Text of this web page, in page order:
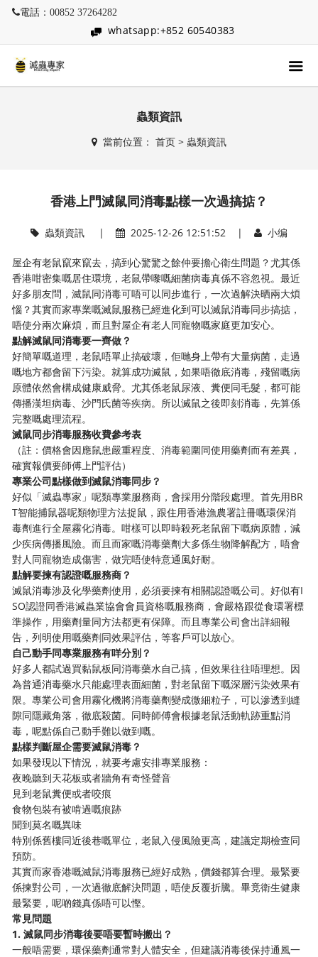
電話：00852 37264282
whatsapp:+852 60540383
蟲類資訊
當前位置： 首页> 蟲類資訊
香港上門滅鼠同消毒點樣一次過搞掂？
蟲類資訊| 2025-12-26 12:51:52 | 小编
屋企有老鼠竄來竄去，搞到心驚驚之餘仲要擔心衛生問題？尤其係
香港咁密集嘅居住環境，老鼠帶嚟嘅細菌病毒真係不容忽視。最近
好多朋友問，滅鼠同消毒可唔可以同步進行，一次過解決晒兩大煩
惱？其實而家專業嘅滅鼠服務已經進化到可以滅鼠消毒同步搞掂，
唔使分兩次麻煩，而且對屋企有老人同寵物嘅家庭更加安心。
點解滅鼠同消毒要一齊做？
好簡單嘅道理，老鼠唔單止搞破壞，佢哋身上帶有大量病菌，走過
嘅地方都會留下污染。就算成功滅鼠，如果唔徹底消毒，殘留嘅病
原體依然會構成健康威脅。尤其係老鼠尿液、糞便同毛髮，都可能
傳播漢坦病毒、沙門氏菌等疾病。所以滅鼠之後即刻消毒，先算係
完整嘅處理流程。
滅鼠同步消毒服務收費參考表
（註：價格會因應鼠患嚴重程度、消毒範圍同使用藥劑而有差異，
確實報價要師傅上門評估）
專業公司點樣做到滅鼠消毒同步？
好似「滅蟲專家」呢類專業服務商，會採用分階段處理。首先用BR
T智能捕鼠器呢類物理方法捉鼠，跟住用香港漁農署註冊嘅環保消
毒劑進行全屋霧化消毒。咁樣可以即時殺死老鼠留下嘅病原體，減
少疾病傳播風險。而且而家嘅消毒藥劑大多係生物降解配方，唔會
對人同寵物造成傷害，做完唔使特意通風好耐。
點解要揀有認證嘅服務商？
滅鼠消毒涉及化學藥劑使用，必須要揀有相關認證嘅公司。好似有I
SO認證同香港滅蟲業協會會員資格嘅服務商，會嚴格跟從食環署標
準操作，用藥劑量同方法都更有保障。而且專業公司會出詳細報
告，列明使用嘅藥劑同效果評估，等客戶可以放心。
自己動手同專業服務有咩分別？
好多人都試過買黏鼠板同消毒藥水自己搞，但效果往往唔理想。因
為普通消毒藥水只能處理表面細菌，對老鼠留下嘅深層污染效果有
限。專業公司會用霧化機將消毒藥劑變成微細粒子，可以滲透到縫
隙同隱藏角落，徹底殺菌。同時師傅會根據老鼠活動軌跡重點消
毒，呢點係自己動手難以做到嘅。
點樣判斷屋企需要滅鼠消毒？
如果發現以下情況，就要考慮安排專業服務：
夜晚聽到天花板或者牆角有奇怪聲音
見到老鼠糞便或者咬痕
食物包裝有被啃過嘅痕跡
聞到莫名嘅異味
特別係舊樓同近後巷嘅單位，老鼠入侵風險更高，建議定期檢查同
預防。
其實而家香港嘅滅鼠消毒服務已經好成熟，價錢都算合理。最緊要
係揀對公司，一次過徹底解決問題，唔使反覆折騰。畢竟衛生健康
最緊要，呢啲錢真係唔可以慳。
常見問題
1. 滅鼠同步消毒後要唔要暫時搬出？
一般唔需要，環保藥劑通常對人體安全，但建議消毒後保持通風一